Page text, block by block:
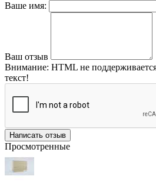
Ваше имя:
Ваш отзыв
Внимание: HTML не
текст!
Написать отзыв
Просмотренные